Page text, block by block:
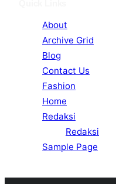
About
Archive Grid
Blog
Contact Us
Fashion
Home
Redaksi
Redaksi
Sample Page